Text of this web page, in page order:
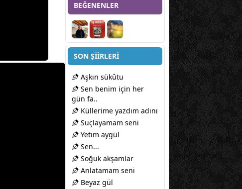
BEĞENENLER
SON ŞİİRLERİ
Aşkın sükûtu
Sen benim için her
gün fa..
Küllerime yazdım adını
Suçlayamam seni
Yetim aygül
Sen...
Soğuk akşamlar
Anlatamam seni
Beyaz gül